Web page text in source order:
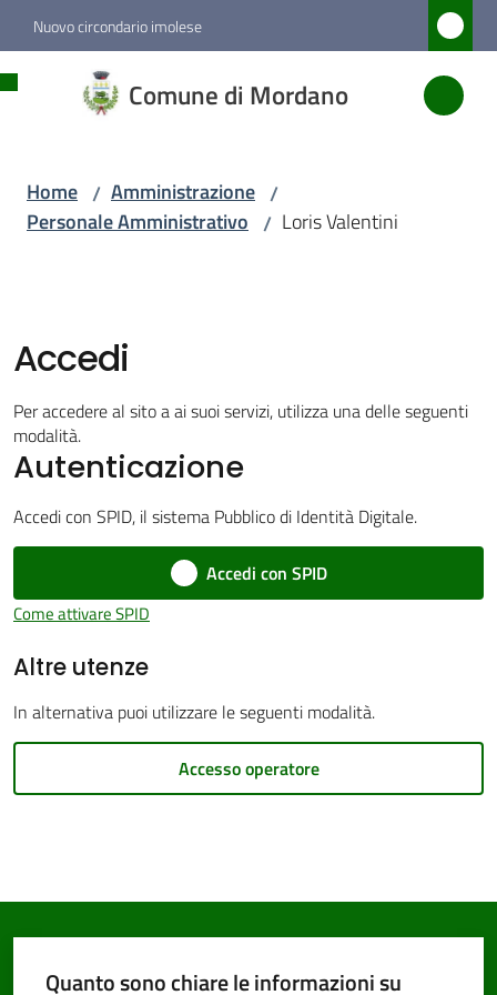
Vai al contenuto
Vai alla navigazione
Vai al footer
Nuovo circondario imolese
Comune di Mordano
di
Servizi
Vivere
Servizi
on-
Seguici
Home / Amministrazione /
Personale Amministrativo / Loris Valentini
Accedi
Per accedere al sito a ai suoi servizi, utilizza una delle seguenti
modalità.
Autenticazione
Accedi con SPID, il sistema Pubblico di Identità Digitale.
Accedi con SPID
Come attivare SPID
Altre utenze
In alternativa puoi utilizzare le seguenti modalità.
Accesso operatore
Quanto sono chiare le informazioni su